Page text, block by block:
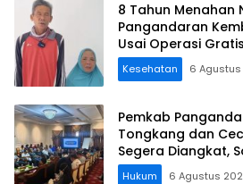
8 Tahun Menahan
Pangandaran
Usai Operasi
Kesehatan 6
Pemkab
Tongkang dan
Segera Diangkat,
Koordinasi
Hukum 6 Agustus